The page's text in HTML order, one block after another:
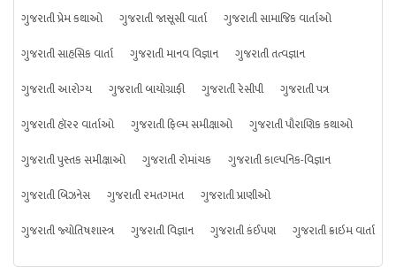
ગુજરાતી પ્રેમ કથાઓ
ગુજરાતી જાસૂસી વાર્તા
ગુજરાતી સામાજિક વાર્તાઓ
ગુજરાતી સાહસિક વાર્તા
ગુજરાતી માનવ વિજ્ઞાન
ગુજરાતી તત્વજ્ઞાન
ગુજરાતી આરોગ્ય
ગુજરાતી બાયોગ્રાફી ગુજરાતી રેસીપી
ગુજરાતી પત્ર
ગુજરાતી હૉરર વાર્તાઓ
ગુજરાતી ફિલ્મ સમીક્ષાઓ
ગુજરાતી પૌરાણિક કથાઓ
ગુજરાતી પુસ્તક સમીક્ષાઓ
ગુજરાતી રોમાંચક
ગુજરાતી કાલ્પનિક-વિજ્ઞાન
ગુજરાતી બિઝનેસ
ગુજરાતી રમતગમત
ગુજરાતી પ્રાણીઓ
ગુજરાતી જ્યોતિષશાસ્ત્ર
ગુજરાતી વિજ્ઞાન ગુજરાતી કંઈપણ ગુજરાતી ક્રાઇમ વાર્તા